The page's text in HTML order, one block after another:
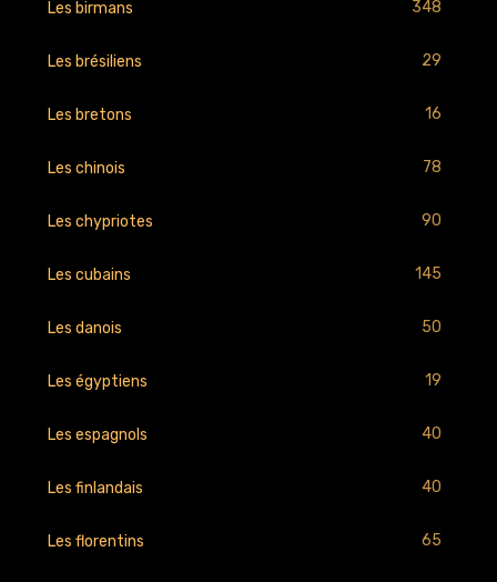
Les birmans 348
Les brésiliens 29
Les bretons 16
Les chinois 78
Les chypriotes 90
Les cubains 145
Les danois 50
Les égyptiens 19
Les espagnols 40
Les finlandais 40
Les florentins 65